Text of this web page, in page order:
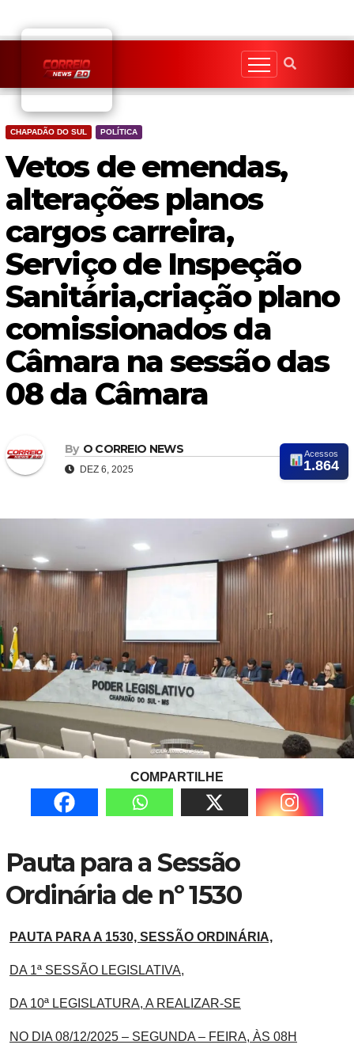
content
CHAPADÃO DO SUL POLÍTICA
Vetos de emendas,
alterações planos
cargos carreira,
Serviço de Inspeção
Sanitária,criação plano
comissionados da
Câmara na sessão das
08 da Câmara
By O CORREIO NEWS
DEZ 6, 2025
Acessos
1.864
COMPARTILHE
Pauta para a Sessão
Ordinária de nº 1530
PAUTA PARA A 1530, SESSÃO ORDINÁRIA,
DA 1ª SESSÃO LEGISLATIVA,
DA 10ª LEGISLATURA, A REALIZAR-SE
NO DIA 08/12/2025 – SEGUNDA – FEIRA, ÀS 08H